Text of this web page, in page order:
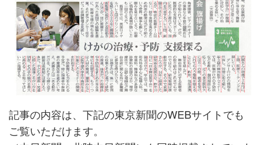
記事の内容は、下記の東京新聞のWEBサイトでも
ご覧いただけます。